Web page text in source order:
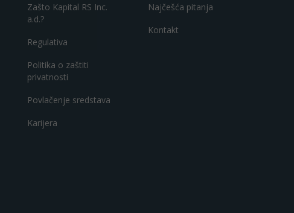
Zašto Kapital RS Inc.
a.d.?
Regulativa
Politika o zaštiti
privatnosti
Povlačenje sredstava
Karijera
Najčešća pitanja
Kontakt